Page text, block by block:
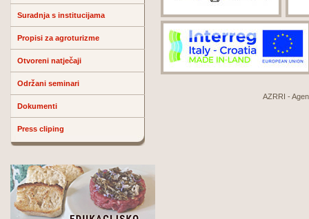
Suradnja s institucijama
Propisi za agroturizme
Otvoreni natječaji
Održani seminari
Dokumenti
Press cliping
AZRRI -